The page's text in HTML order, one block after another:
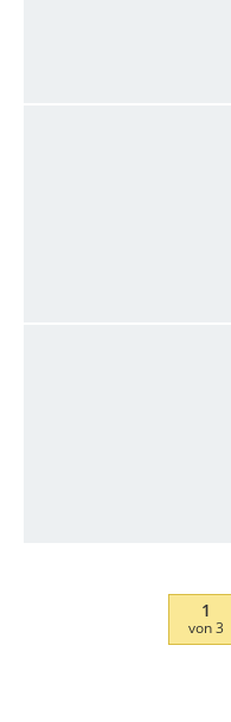
1
von3